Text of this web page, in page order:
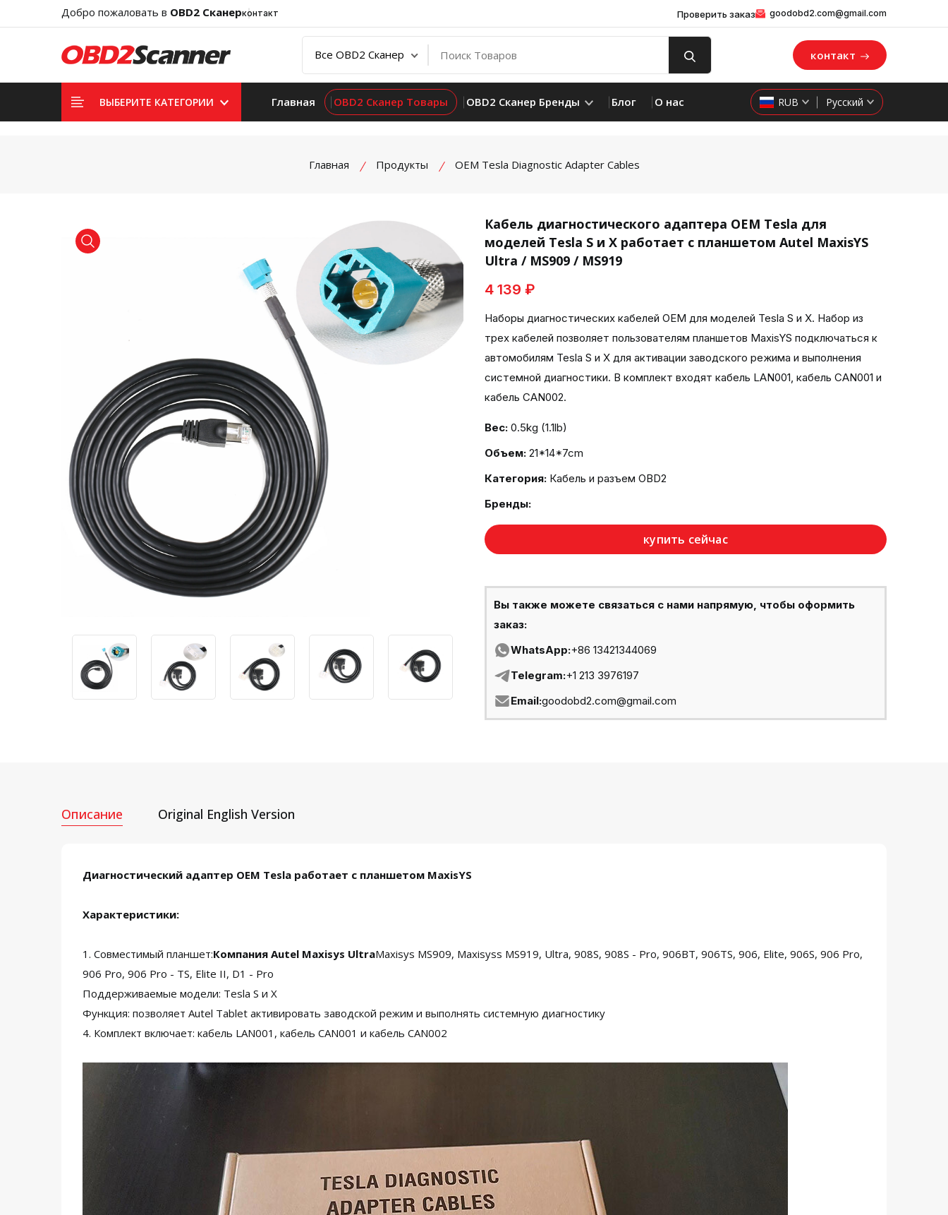
Добро пожаловать в OBD2 Сканерконтакт Проверить заказ goodobd2.com@gmail.com
контакт
ВЫБЕРИТЕ КАТЕГОРИИ Главная OBD2 Сканер Товары OBD2 Сканер Бренды Блог О нас RUB Русский
Главная Продукты OEM Tesla Diagnostic Adapter Cables
product view product view
Кабель диагностического адаптера OEM Tesla для
моделей Tesla S и X работает с планшетом Autel MaxisYS
Ultra / MS909 / MS919
4 139 ₽
Наборы диагностических кабелей OEM для моделей Tesla S и X. Набор из
трех кабелей позволяет пользователям планшетов MaxisYS подключаться к
автомобилям Tesla S и X для активации заводского режима и выполнения
системной диагностики. В комплект входят кабель LAN001, кабель CAN001 и
кабель CAN002.
Вес: 0.5kg (1.1lb)
Объем: 21*14*7cm
Категория: Кабель и разъем OBD2
Бренды:
купить сейчас
Вы также можете связаться с нами напрямую, чтобы оформить
заказ:
WhatsApp:+86 13421344069
Telegram:+1 213 3976197
Email:goodobd2.com@gmail.com
Описание Original English Version
Диагностический адаптер OEM Tesla работает с планшетом MaxisYS
Характеристики:
1. Совместимый планшет:Компания Autel Maxisys UltraMaxisys MS909, Maxisyss MS919, Ultra, 908S, 908S - Pro, 906BT, 906TS, 906, Elite, 906S, 906 Pro,
906 Pro, 906 Pro - TS, Elite II, D1 - Pro
Поддерживаемые модели: Tesla S и X
Функция: позволяет Autel Tablet активировать заводской режим и выполнять системную диагностику
4. Комплект включает: кабель LAN001, кабель CAN001 и кабель CAN002